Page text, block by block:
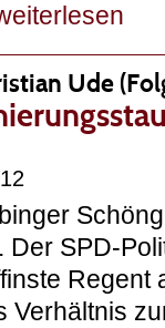
Ude
Der SPD-
Regent
Verhältnis